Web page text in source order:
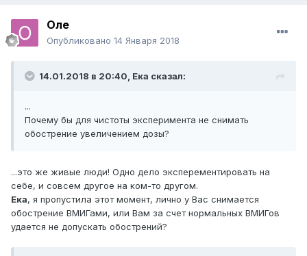
Оле
Опубликовано 14 Января 2018
14.01.2018 в 20:40, Ека сказал:
...
Почему бы для чистоты эксперимента не снимать
обострение увеличением дозы?
...это же живые люди! Одно дело эксперементировать на
себе, и совсем другое на ком-то другом.
Ека, я пропустила этот момент, лично у Вас снимается
обострение ВМИГами, или Вам за счет нормальных ВМИГов
удается не допускать обострений?